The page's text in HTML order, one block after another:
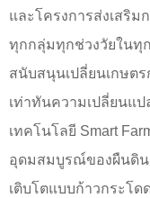
และโครงการส่งเสริ
ทุกกลุ่มทุกช่วงวัยในทุ
สนับสนุนเปลี่ยนเกษต
เท่าทันความเปลี่ยนแ
เทคโนโลยี Smart
อุดมสมบูรณ์ของผืนดิน
เติบโตแบบก้าวกระโ